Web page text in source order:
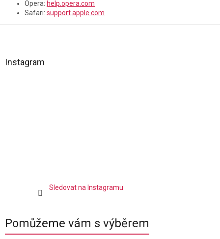
Opera: help.opera.com
Safari: support.apple.com
Instagram
Sledovat na Instagramu
Pomůžeme vám s výběrem